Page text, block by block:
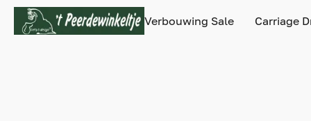
Verbouwing Sale Carriage